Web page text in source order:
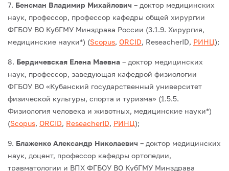
7. Бенсман Владимир Михайлович – доктор медицинских
наук, профессор, профессор кафедры общей хирургии
ФГБОУ ВО КубГМУ Минздрава России (3.1.9. Хирургия,
медицинские науки*) (Scopus, ORCID, ReseacherID, РИНЦ);
8. Бердичевская Елена Маевна – доктор медицинских
наук, профессор, заведующая кафедрой физиологии
ФГБОУ ВО «Кубанский государственный университет
физической культуры, спорта и туризма» (1.5.5.
Физиология человека и животных, медицинские науки*)
(Scopus, ORCID, ReseacherID, РИНЦ);
9. Блаженко Александр Николаевич – доктор медицинских
наук, доцент, профессор кафедры ортопедии,
травматологии и ВПХ ФГБОУ ВО КубГМУ Минздрава